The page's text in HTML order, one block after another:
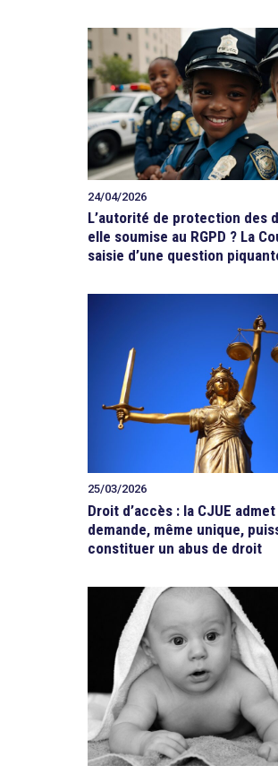
24/04/2026
L’autorité de protection des
elle soumise au RGPD ? La
saisie d’une question
25/03/2026
Droit d’accès : la CJUE admet
demande, même unique,
constituer un abus de droit